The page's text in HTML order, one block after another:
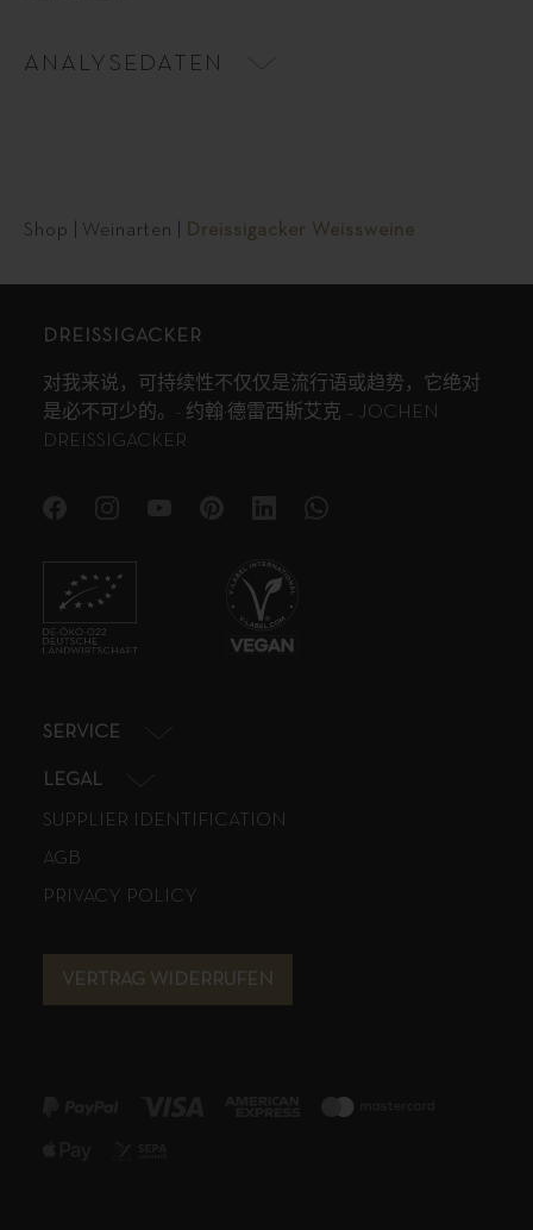
ANALYSEDATEN
Shop Weinarten Dreissigacker Weissweine
DREISSIGACKER
对我来说，可持续性不仅仅是流行语或趋势，它绝对
是必不可少的。- 约翰·德雷西斯艾克 – JOCHEN
DREISSIGACKER
SERVICE
LEGAL
SUPPLIER IDENTIFICATION
AGB
PRIVACY POLICY
VERTRAG WIDERRUFEN